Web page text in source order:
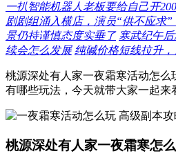
一扒智能机器人老板要给自己开
剧剧组涌入横店，演员“供不应求
景仍持谨慎态度实垂了 寒武纪午后
续会怎么发展 纯碱价格短线拉升
桃源深处有人家一夜霜寒活动怎
有哪些玩法，今天就带大家一起来
桃源深处有人家一夜霜寒怎